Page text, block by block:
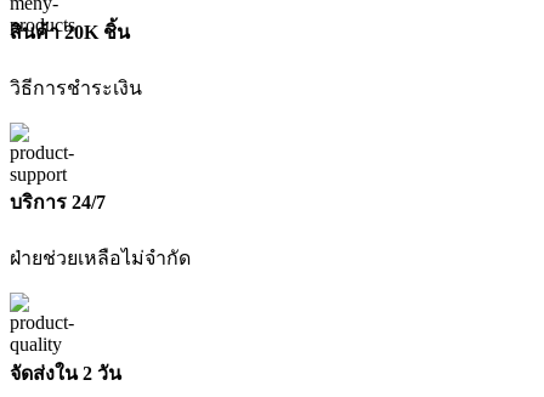
สินค้า 20K ชิ้น
วิธีการชำระเงิน
บริการ 24/7
ฝ่ายช่วยเหลือไม่จำกัด
จัดส่งใน 2 วัน